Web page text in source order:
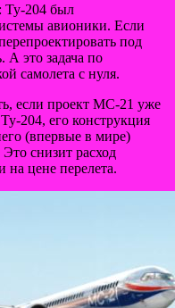
Ту-204 был
авионики. Если
под
А это задача по
самолета с нуля.
если проект МС-21 уже
204, его конструкция
(впервые в мире)
снизит расход
на цене перелета.